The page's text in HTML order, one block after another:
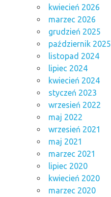
kwiecień 2026
marzec 2026
grudzień 2025
październik 2025
listopad 2024
lipiec 2024
kwiecień 2024
styczeń 2023
wrzesień 2022
maj 2022
wrzesień 2021
maj 2021
marzec 2021
lipiec 2020
kwiecień 2020
marzec 2020